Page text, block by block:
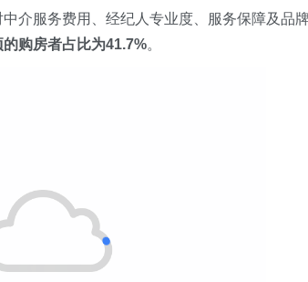
介服务费用、经纪人专业度、服务保障及品
购房者占比为41.7%。